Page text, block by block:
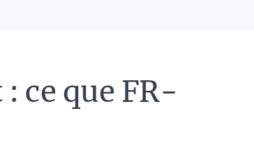
ce que FR-